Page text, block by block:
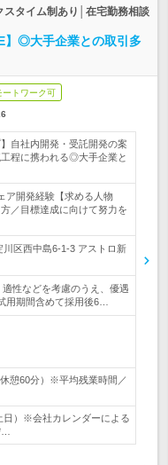
タイム制あり│在宅勤務相談
】◎大手企業との取引多
ートワーク可
自社内開発・受託開発の案
程に携われる◎大手企業と
ア開発経験【求める人物
／目標達成に向けて努力を
川区西中島6-1-3 アストロ新
性などを考慮のうえ、優遇
用期間含めて採用後6…
憩60分）※平均残業時間／
日）※会社カレンダーによる